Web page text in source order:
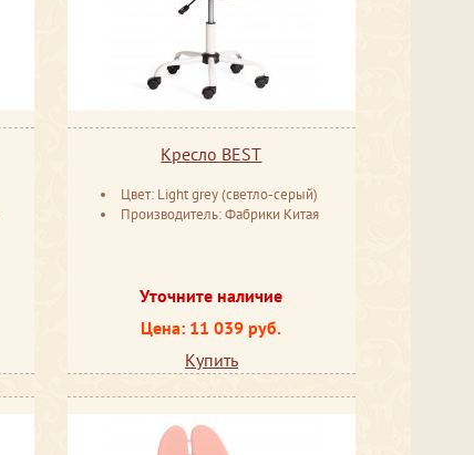
Кресло BEST
Цвет: Light grey (светло-серый)
Производитель: Фабрики Китая
Уточните наличие
Цена: 11 039 руб.
Купить